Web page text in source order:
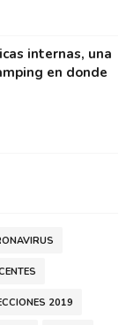
internas, una
en donde
2019